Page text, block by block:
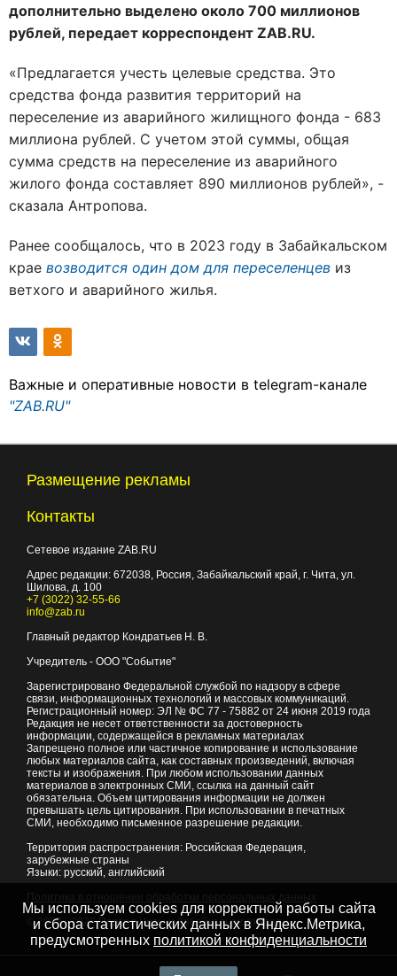
дополнительно выделено около 700 миллионов
рублей, передает корреспондент ZAB.RU.
«Предлагается учесть целевые средства. Это
средства фонда развития территорий на
переселение из аварийного жилищного фонда - 683
миллиона рублей. С учетом этой суммы, общая
сумма средств на переселение из аварийного
жилого фонда составляет 890 миллионов рублей», -
сказала Антропова.
Ранее сообщалось, что в 2023 году в Забайкальском
крае возводится один дом для переселенцев из
ветхого и аварийного жилья.
Важные и оперативные новости в telegram-канале
"ZAB.RU"
Размещение рекламы
Контакты
Сетевое издание ZAB.RU
Адрес редакции: 672038 , Россия, Забайкальский край, г. Чита ул.
Шилова, д. 100
+7 (3022) 32-55-66
info@zab.ru
Главный редактор Кондратьев Н. В.
Учредитель - ООО "Событие"
Зарегистрировано Федеральной службой по надзору в сфере
связи, информационных технологий и массовых коммуникаций.
Регистрационный номер: ЭЛ № ФС 77 - 75882 от 24 июня 2019 года
Редакция не несет ответственности за достоверность
информации, содержащейся в рекламных материалах
Запрещено полное или частичное копирование и использование
любых материалов сайта, как составных произведений, включая
тексты и изображения. При любом использовании данных
материалов в электронных СМИ, ссылка на данный сайт
обязательна. Объем цитирования информации не должен
превышать цель цитирования. При использовании в печатных
СМИ, необходимо письменное разрешение редакции.
Территория распространения: Российская Федерация,
зарубежные страны
Языки: русский, английский
© 2007 - 2026Портал Читы и Забайкальского края
Мы используем cookies для корректной работы сайта
и сбора статистических данных в Яндекс.Метрика,
предусмотренных политикой конфиденциальности